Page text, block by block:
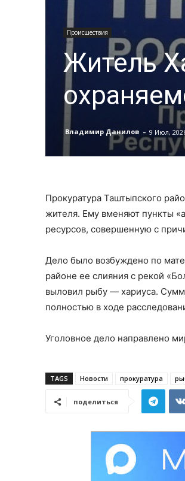
Происшествия
Житель
Владимир Данилов - 9 Июл,
Прокуратура Таштыпского
жителя. Ему вменяют пункты
ресурсов, совершенную с
Дело было возбуждено по
районе ее слияния с рекой
выловил рыбу — хариуса.
полностью в ходе
Уголовное дело направлено
TAGS Новости прокуратура
поделиться